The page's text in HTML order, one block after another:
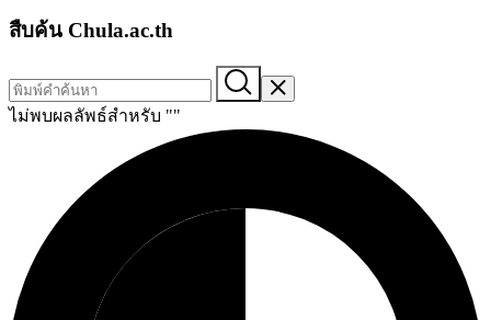
สืบค้น Chula.ac.th
ไม่พบผลลัพธ์สำหรับ ""